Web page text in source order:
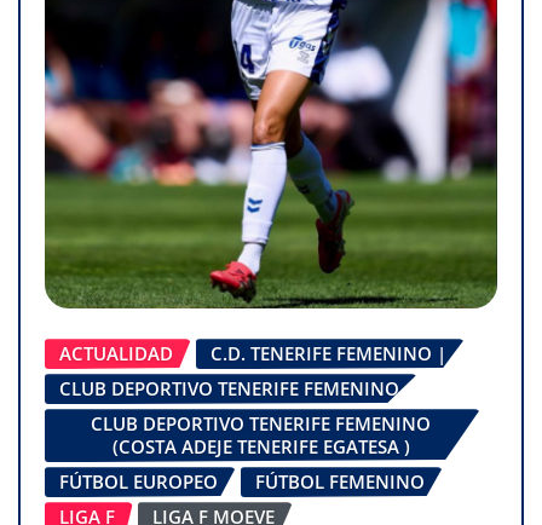
ACTUALIDAD
C.D. TENERIFE FEMENINO |
CLUB DEPORTIVO TENERIFE FEMENINO
CLUB DEPORTIVO TENERIFE FEMENINO
(COSTA ADEJE TENERIFE EGATESA )
FÚTBOL EUROPEO
FÚTBOL FEMENINO
LIGA F
LIGA F MOEVE